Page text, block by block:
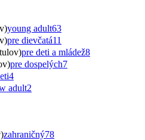
young adult63
pre dievčatá11
pre deti a mládež8
pre dospelých7
4
adult2
zahraničný78